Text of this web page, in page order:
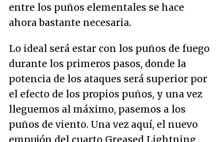
entre los puños elementales se hace
ahora bastante necesaria.
Lo ideal será estar con los puños de fuego
durante los primeros pasos, donde la
potencia de los ataques será superior por
el efecto de los propios puños, y una vez
lleguemos al máximo, pasemos a los
puños de viento. Una vez aquí, el nuevo
empujón del cuarto Greased Lightning